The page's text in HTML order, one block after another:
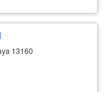
13160